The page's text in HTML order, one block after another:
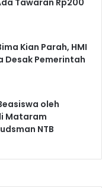
Kian Parah, HMI
Desak Pemerintah
oleh
Mataram
NTB